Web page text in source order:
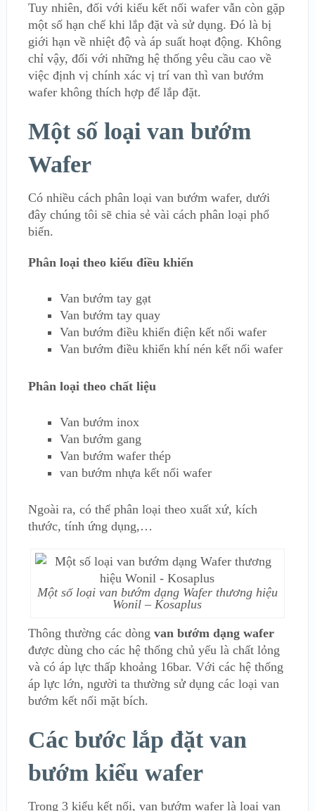
Tuy nhiên, đối với kiểu kết nối wafer vẫn còn gặp
một số hạn chế khi lắp đặt và sử dụng. Đó là bị
giới hạn về nhiệt độ và áp suất hoạt động. Không
chỉ vậy, đối với những hệ thống yêu cầu cao về
việc định vị chính xác vị trí van thì van bướm
wafer không thích hợp để lắp đặt.
Một số loại van bướm
Wafer
Có nhiều cách phân loại van bướm wafer, dưới
đây chúng tôi sẽ chia sẻ vài cách phân loại phổ
biến.
Phân loại theo kiểu điều khiển
Van bướm tay gạt
Van bướm tay quay
Van bướm điều khiển điện kết nối wafer
Van bướm điều khiển khí nén kết nối wafer
Phân loại theo chất liệu
Van bướm inox
Van bướm gang
Van bướm wafer thép
van bướm nhựa kết nối wafer
Ngoài ra, có thể phân loại theo xuất xứ, kích
thước, tính ứng dụng,…
Một số loại van bướm dạng Wafer thương hiệu
Wonil – Kosaplus
Thông thường các dòng van bướm dạng wafer
được dùng cho các hệ thống chủ yếu là chất lỏng
và có áp lực thấp khoảng 16bar. Với các hệ thống
áp lực lớn, người ta thường sử dụng các loại van
bướm kết nối mặt bích.
Các bước lắp đặt van
bướm kiểu wafer
Trong 3 kiểu kết nối, van bướm wafer là loại van